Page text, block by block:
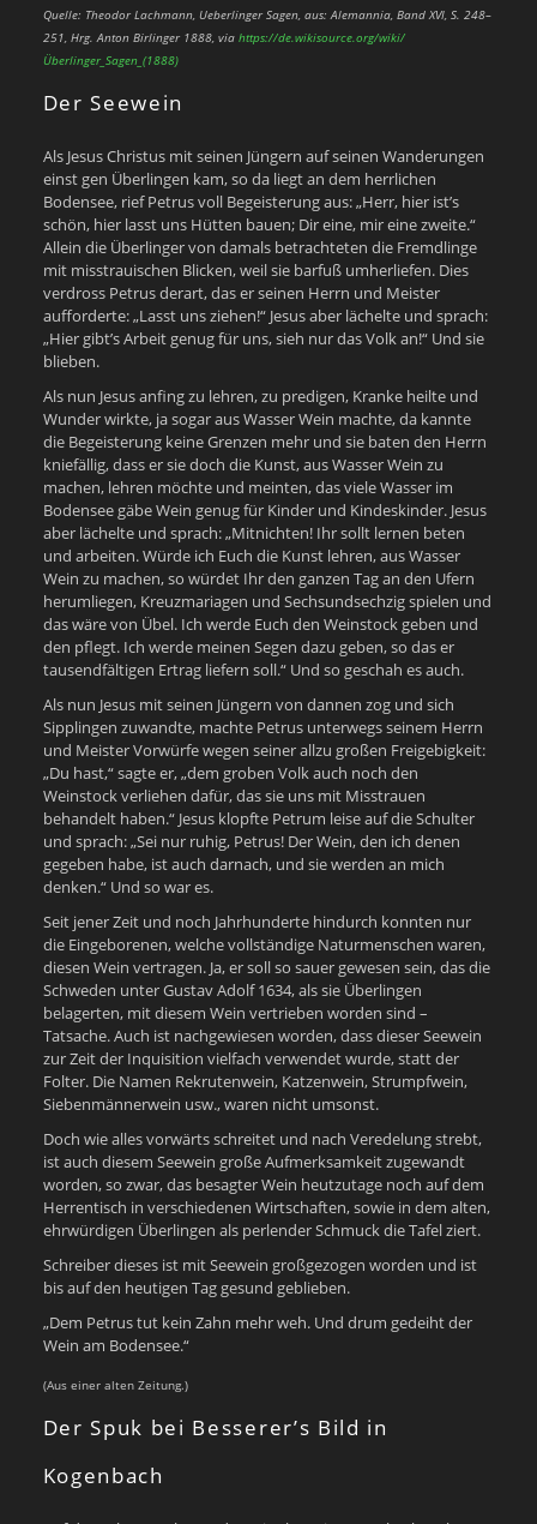
Quelle: Theodor Lachmann, Ueberlinger Sagen, aus: Alemannia, Band XVI, S. 248–
251, Hrg. Anton Birlinger 1888, via https://de.wikisource.org/wiki/
Überlinger_Sagen_(1888)
Der Seewein
Als Jesus Christus mit seinen Jüngern auf seinen Wanderungen
einst gen Überlingen kam, so da liegt an dem herrlichen
Bodensee, rief Petrus voll Begeisterung aus: „Herr, hier ist’s
schön, hier lasst uns Hütten bauen; Dir eine, mir eine zweite.“
Allein die Überlinger von damals betrachteten die Fremdlinge
mit misstrauischen Blicken, weil sie barfuß umherliefen. Dies
verdross Petrus derart, das er seinen Herrn und Meister
aufforderte: „Lasst uns ziehen!“ Jesus aber lächelte und sprach:
„Hier gibt’s Arbeit genug für uns, sieh nur das Volk an!“ Und sie
blieben.
Als nun Jesus anfing zu lehren, zu predigen, Kranke heilte und
Wunder wirkte, ja sogar aus Wasser Wein machte, da kannte
die Begeisterung keine Grenzen mehr und sie baten den Herrn
kniefällig, dass er sie doch die Kunst, aus Wasser Wein zu
machen, lehren möchte und meinten, das viele Wasser im
Bodensee gäbe Wein genug für Kinder und Kindeskinder. Jesus
aber lächelte und sprach: „Mitnichten! Ihr sollt lernen beten
und arbeiten. Würde ich Euch die Kunst lehren, aus Wasser
Wein zu machen, so würdet Ihr den ganzen Tag an den Ufern
herumliegen, Kreuzmariagen und Sechsundsechzig spielen und
das wäre von Übel. Ich werde Euch den Weinstock geben und
den pflegt. Ich werde meinen Segen dazu geben, so das er
tausendfältigen Ertrag liefern soll.“ Und so geschah es auch.
Als nun Jesus mit seinen Jüngern von dannen zog und sich
Sipplingen zuwandte, machte Petrus unterwegs seinem Herrn
und Meister Vorwürfe wegen seiner allzu großen Freigebigkeit:
„Du hast,“ sagte er, „dem groben Volk auch noch den
Weinstock verliehen dafür, das sie uns mit Misstrauen
behandelt haben.“ Jesus klopfte Petrum leise auf die Schulter
und sprach: „Sei nur ruhig, Petrus! Der Wein, den ich denen
gegeben habe, ist auch darnach, und sie werden an mich
denken.“ Und so war es.
Seit jener Zeit und noch Jahrhunderte hindurch konnten nur
die Eingeborenen, welche vollständige Naturmenschen waren,
diesen Wein vertragen. Ja, er soll so sauer gewesen sein, das die
Schweden unter Gustav Adolf 1634, als sie Überlingen
belagerten, mit diesem Wein vertrieben worden sind –
Tatsache. Auch ist nachgewiesen worden, dass dieser Seewein
zur Zeit der Inquisition vielfach verwendet wurde, statt der
Folter. Die Namen Rekrutenwein, Katzenwein, Strumpfwein,
Siebenmännerwein usw., waren nicht umsonst.
Doch wie alles vorwärts schreitet und nach Veredelung strebt,
ist auch diesem Seewein große Aufmerksamkeit zugewandt
worden, so zwar, das besagter Wein heutzutage noch auf dem
Herrentisch in verschiedenen Wirtschaften, sowie in dem alten,
ehrwürdigen Überlingen als perlender Schmuck die Tafel ziert.
Schreiber dieses ist mit Seewein großgezogen worden und ist
bis auf den heutigen Tag gesund geblieben.
„Dem Petrus tut kein Zahn mehr weh. Und drum gedeiht der
Wein am Bodensee.“
(Aus einer alten Zeitung.)
Der Spuk bei Besserer’s Bild in
Kogenbach